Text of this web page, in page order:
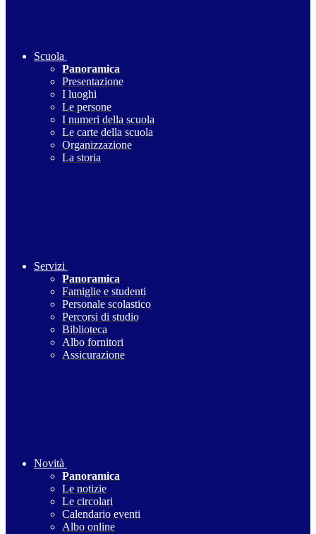
Scuola
Panoramica
Presentazione
I luoghi
Le persone
I numeri della scuola
Le carte della scuola
Organizzazione
La storia
Servizi
Panoramica
Famiglie e studenti
Personale scolastico
Percorsi di studio
Biblioteca
Albo fornitori
Assicurazione
Novità
Panoramica
Le notizie
Le circolari
Calendario eventi
Albo online